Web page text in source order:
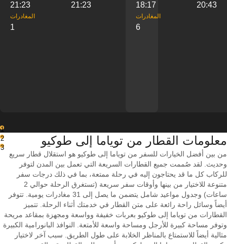
21:23 21:23
‎المغادرات
1
18:17 20:43
‎المغادرات
6
1
2
3
معلومات القطار من ‎توياما إلى ‎طوكيو
من بين أفضل الخيارات للسفر من توياما إلى طوكيو هو استقلال قطار سريع
وحديث. لقد صُممت جميع القطارات السريعة التي تعمل بين المدن لتوفر
للركاب كل ما قد يحتاجون إليه في رحلة ممتعة، بما في ذلك درجات سفر
متنوعة للاختيار من بينها وأوقات سفر سريعة (تستغرق الرحلة حوالي 2
ساعات) وجدول مواعيد شامل يتضمن ما يصل إلى 31 مغادرات يومية. تتوفر
أيضاً وسائل راحة رائعة على متن القطار في خدمتك أثناء الرحلة. تتميز
القطارات من توياما إلى طوكيو بعربات خفيفة وواسعة ومجهزة بمقاعد مريحة
وتوفر مساحة كبيرة للأرجل ومساحة واسعة للأمتعة. النوافذ البانورامية الكبيرة
مثالية أيضاً للاستمتاع بالمناظر الخلابة على طول الطريق. سبب آخر لاختيار